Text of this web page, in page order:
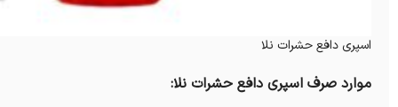
اسپری دافع حشرات نلا
موارد صرف اسپری دافع حشرات نلا: